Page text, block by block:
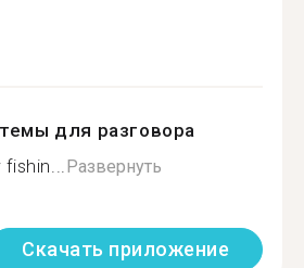
для разговора
fishin...Развернуть
Скачать приложение